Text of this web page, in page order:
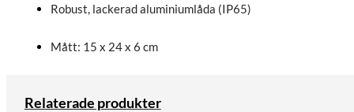
Robust, lackerad aluminiumlåda (IP65)
Mått: 15 x 24 x 6 cm
Relaterade produkter